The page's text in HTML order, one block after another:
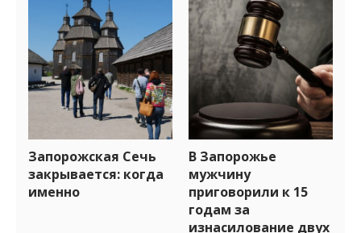
Запорожская Сечь
закрывается: когда
именно
В Запорожье
мужчину
приговорили к 15
годам за
изнасилование двух